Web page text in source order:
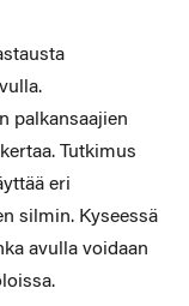
palkansaajien
Tutkimus
eri
silmin. Kyseessä
avulla voidaan